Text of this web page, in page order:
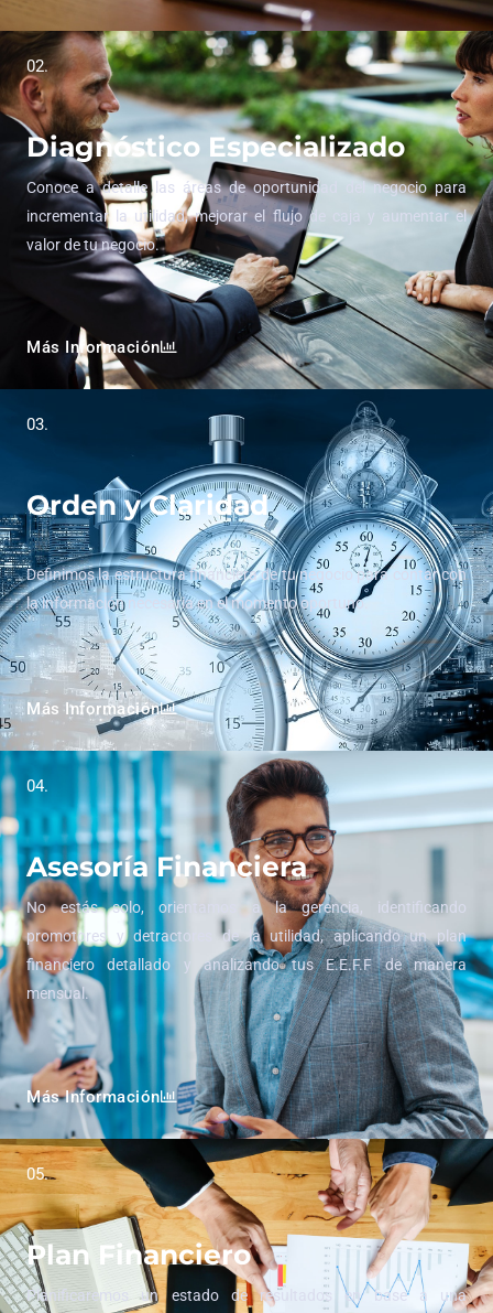
02.
Diagnóstico Especializado
Conoce a detalle las áreas de oportunidad del negocio para
incrementar la utilidad, mejorar el flujo de caja y aumentar el
valor de tu negocio.
Más Información
03.
Orden y Claridad
Definimos la estructura financiera de tu negocio para contar con
la información necesaria en el momento oportuno.
Más Información
04.
Asesoría Financiera
No estás solo, orientamos a la gerencia, identificando
promotores y detractores de la utilidad, aplicando un plan
financiero detallado y analizando tus E.E.F.F de manera
mensual.
Más Información
05.
Plan Financiero
Planificaremos un estado de resultados en base a una